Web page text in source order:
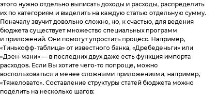
этого нужно отдельно выписать доходы и расходы, распределить
их по категориям и выделить на каждую статью отдельную сумму.
Поначалу звучит довольно сложно, но, к счастью, для ведения
бюджета существует множество специальных программ
и приложений. Они помогут упростить процесс. Например,
«Тинькофф-таблица» от известного банка, «Дребеденьги» или
«Дзен-мани» — в последних двух даже есть функция импорта
расходов. Если Вы хотите чего-то попроще, можно
воспользоваться и менее сложными приложениями, например,
«Тяжеловато». Составление структуры статей бюджета можно
поделить на несколько шагов: